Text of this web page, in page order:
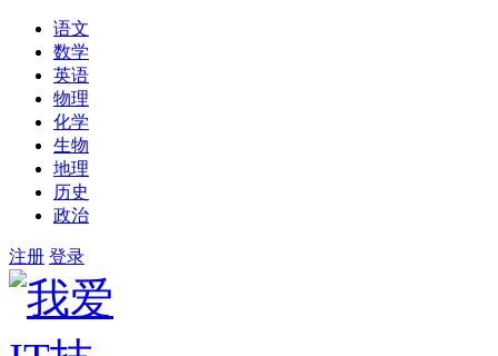
语文
数学
英语
物理
化学
生物
地理
历史
政治
注册 登录